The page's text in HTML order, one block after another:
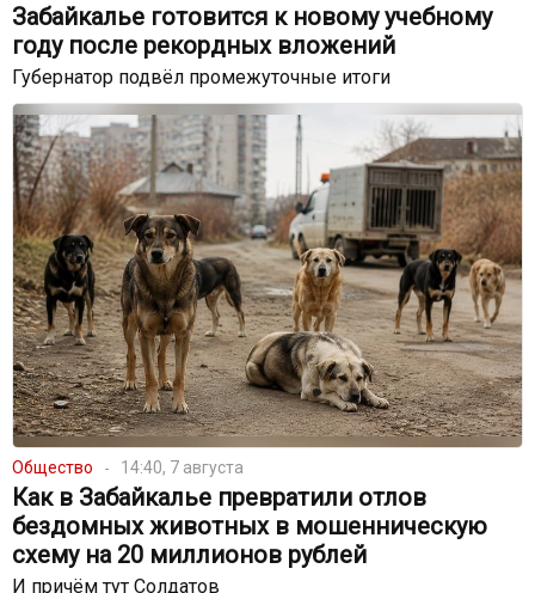
Забайкалье готовится к новому учебному
году после рекордных вложений
Губернатор подвёл промежуточные итоги
Общество 14:40, 7 августа
Как в Забайкалье превратили отлов
бездомных животных в мошенническую
схему на 20 миллионов рублей
И причём тут Солдатов